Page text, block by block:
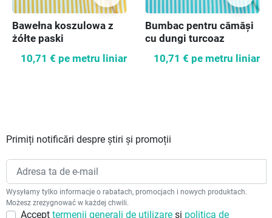
Bawełna koszulowa z
żółte paski
10,71 € pe metru liniar
Bumbac pentru cămăși
cu dungi turcoaz
10,71 € pe metru liniar
Primiți notificări despre știri și promoții
Wysyłamy tylko informacje o rabatach, promocjach i nowych produktach.
Możesz zrezygnować w każdej chwili.
Accept termenii generali de utilizare și politica de